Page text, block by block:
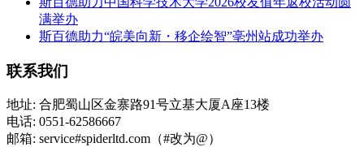
满举办
斯百德助力“皖美向新・移企绘智”亳州站成功举办
联系我们
地址: 合肥蜀山区金寨路91号立基大厦A座13楼
电话: 0551-62586667
邮箱: service#spiderltd.com（#改为@）